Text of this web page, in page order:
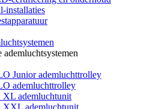
installaties
Junior ademluchttrolley
ademluchttrolley
ademluchtunit
ademluchtunit